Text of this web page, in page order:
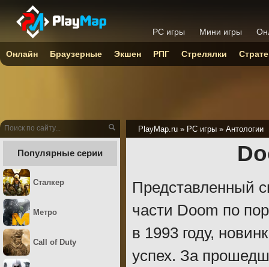
PlayMap.ru » PC игры » Антологии
Представленный
части Doom по
в 1993 году,
успех. За
Популярные серии
Сталкер
Метро
Call of Duty
PC игры Мини игры
Онлайн Браузерные Экшен РПГ Стрелялки